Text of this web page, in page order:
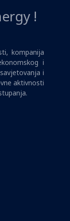
!
kompanija
i
i
aktivnosti